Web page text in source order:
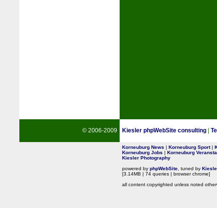
© 2006-2009 Kiesler phpWebSite consulting
Korneuburg News | Korneuburg Sport|
Korneuburg Jobs | Korneuburg
Kiesler Photography
powered by phpWebSite , tuned by
[3.14MB | 74 queries | browser chrome]
all content copyrighted unless noted